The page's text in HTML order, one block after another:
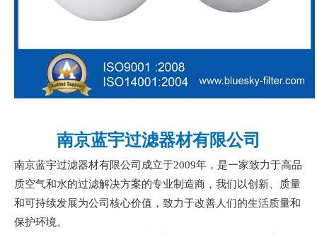
南京蓝宇过滤器材有限公司
南京蓝宇过滤器材有限公司成立于2009年，是一家致力于高品
质空气和水的过滤解决方案的专业制造商，我们以创新、质量
和可持续发展为公司核心价值，致力于改善人们的生活质量和
保护环境。